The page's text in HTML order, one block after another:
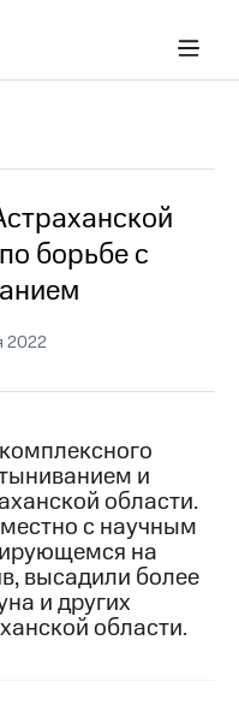
борьбе с
2022
и
области.
с научным
на
высадили более
и других
области.